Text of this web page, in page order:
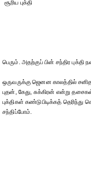
சூரிய புக்தி
பெரும். அதற்குப் பின் சந்திர புக்தி
ஒருவருக்கு ஜெனன காலத்தில்
புதன், கேது, சுக்கிரன் என்று
புக்திகள் கண்டுபிடிக்கத்
சந்திப்போம்.